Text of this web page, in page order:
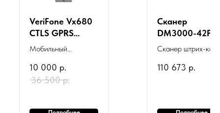
VeriFone Vx680
CTLS GPRS
мобильный POS-
Мобильный
с возможностью
подключения через
10 000 р.
36 500 р.
Сканер
DM3000-
(Ethernet, 4.2
МП , Фокусное
расстояние 12
Сканер штрих-
110 673 р.